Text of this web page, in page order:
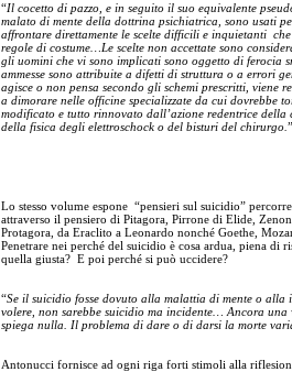
“Il cocetto di pazzo, e in seguito il suo equivalente
malato di mente della dottrina psichiatrica, sono usati
affrontare direttamente le scelte difficili e inquietanti
regole di costume…Le scelte non accettate sono
gli uomini che vi sono implicati sono oggetto di ferocia
ammesse sono attribuite a difetti di struttura o a errori
agisce o non pensa secondo gli schemi prescritti, viene
a dimorare nelle officine specializzate da cui dovrebbe
modificato e tutto rinnovato dall’azione redentrice della
della fisica degli elettroschock o del bisturi del chirurgo. ”
Lo stesso volume espone “pensieri sul suicidio”
attraverso il pensiero di Pitagora, Pirrone di Elide,
Protagora, da Eraclito a Leonardo nonché Goethe,
Penetrare nei perché del suicidio è cosa ardua, piena di
quella giusta? E poi perché si può uccidere?
“Se il suicidio fosse dovuto alla malattia di mente o alla
volere, non sarebbe suicidio ma incidente… Ancora
spiega nulla. Il problema di dare o di darsi la morte
Antonucci fornisce ad ogni riga forti stimoli alla